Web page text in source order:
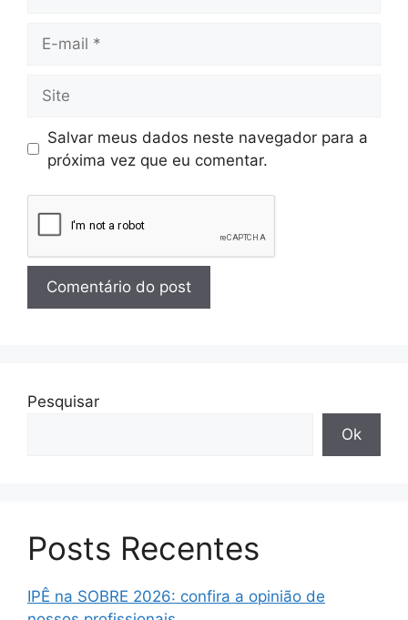
Salvar meus dados neste navegador para a
próxima vez que eu comentar.
Pesquisar
Ok
Posts Recentes
IPÊ na SOBRE 2026: confira a opinião de